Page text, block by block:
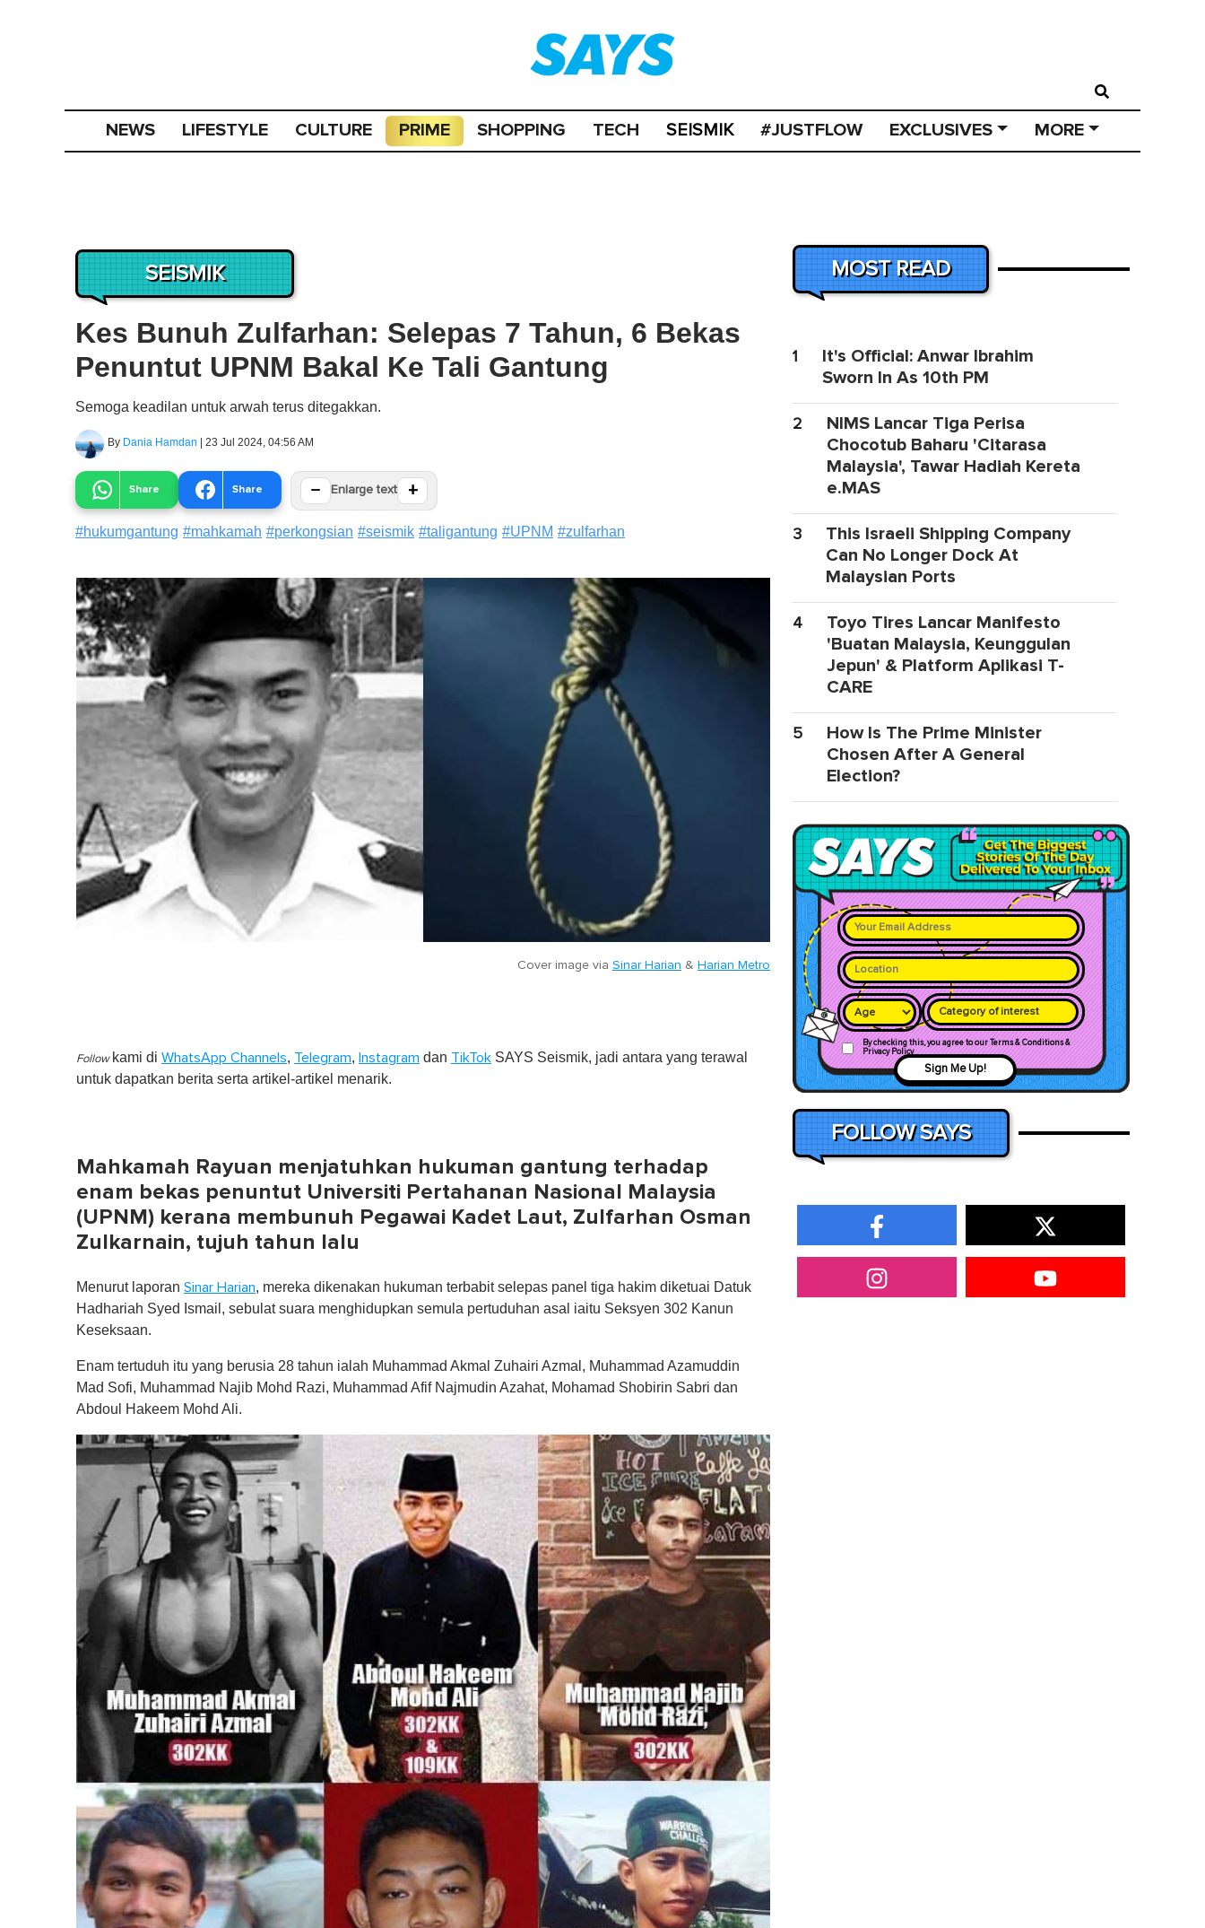
NEWS LIFESTYLE CULTURE PRIME SHOPPING TECH SEISMIK #JUSTFLOW EXCLUSIVES MORE
SEISMIK
Kes Bunuh Zulfarhan: Selepas 7 Tahun, 6 Bekas
Penuntut UPNM Bakal Ke Tali Gantung
Semoga keadilan untuk arwah terus ditegakkan.
By Dania Hamdan | 23 Jul 2024, 04:56 AM
Share Share − Enlarge text +
#hukumgantung #mahkamah #perkongsian #seismik #taligantung #UPNM #zulfarhan
Cover image via Sinar Harian & Harian Metro
Follow kami di WhatsApp Channels, Telegram, Instagram dan TikTok SAYS Seismik, jadi antara yang terawal
untuk dapatkan berita serta artikel-artikel menarik.
Mahkamah Rayuan menjatuhkan hukuman gantung terhadap
enam bekas penuntut Universiti Pertahanan Nasional Malaysia
(UPNM) kerana membunuh Pegawai Kadet Laut, Zulfarhan Osman
Zulkarnain, tujuh tahun lalu
Menurut laporan Sinar Harian, mereka dikenakan hukuman terbabit selepas panel tiga hakim diketuai Datuk
Hadhariah Syed Ismail, sebulat suara menghidupkan semula pertuduhan asal iaitu Seksyen 302 Kanun
Keseksaan.
Enam tertuduh itu yang berusia 28 tahun ialah Muhammad Akmal Zuhairi Azmal, Muhammad Azamuddin
Mad Sofi, Muhammad Najib Mohd Razi, Muhammad Afif Najmudin Azahat, Mohamad Shobirin Sabri dan
Abdoul Hakeem Mohd Ali.
MOST READ
1
It's Official: Anwar Ibrahim
Sworn In As 10th PM
2
NIMS Lancar Tiga Perisa
Chocotub Baharu 'Citarasa
Malaysia', Tawar Hadiah Kereta
e.MAS
3
This Israeli Shipping Company
Can No Longer Dock At
Malaysian Ports
4
Toyo Tires Lancar Manifesto
'Buatan Malaysia, Keunggulan
Jepun' & Platform Aplikasi T-
CARE
5
How Is The Prime Minister
Chosen After A General
Election?
Category of interest
By checking this, you agree to our Terms & Conditions &
Privacy Policy
Sign Me Up!
FOLLOW SAYS